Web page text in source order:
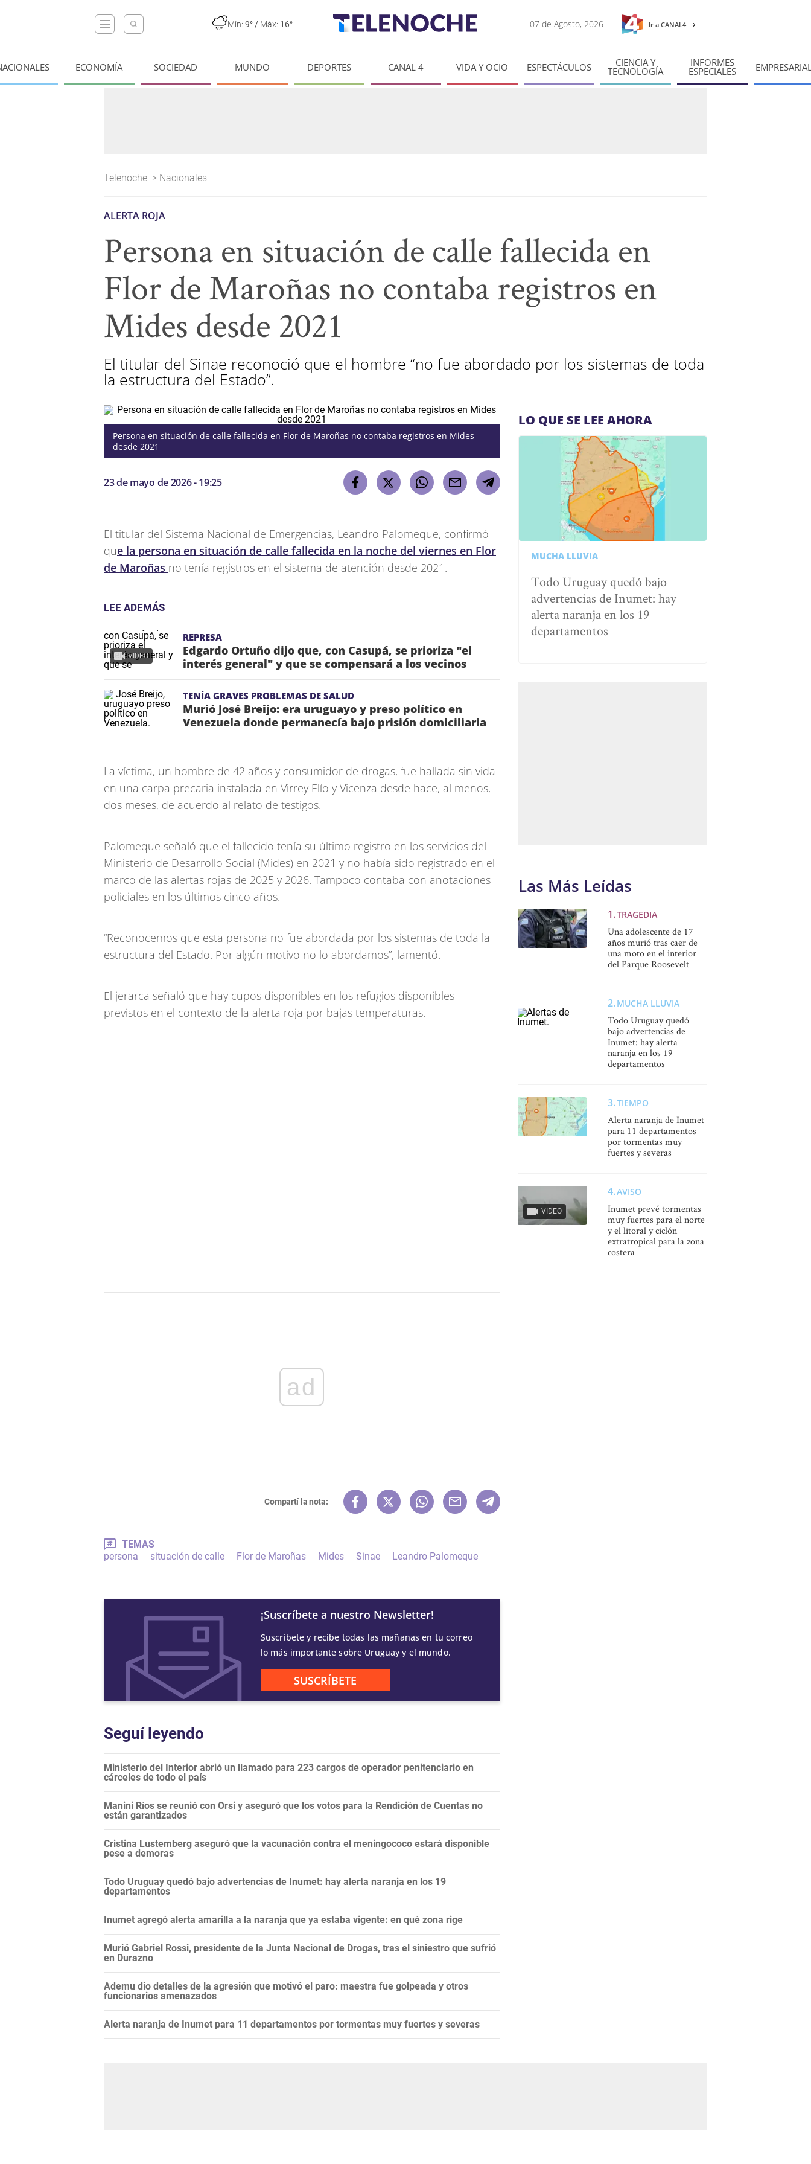
Mín: 9° / Máx: 16° 07 de Agosto, 2026 Ir a CANAL4
ECONOMÍA SOCIEDAD MUNDO DEPORTES CANAL 4 VIDA Y OCIO ESPECTÁCULOS CIENCIA Y
TECNOLOGÍA
INFORMES
ESPECIALES
Telenoche > Nacionales
ALERTA ROJA
Persona en situación de calle fallecida en
Flor de Maroñas no contaba registros en
Mides desde 2021
El titular del Sinae reconoció que el hombre “no fue abordado por los sistemas de toda
la estructura del Estado”.
Persona en situación de calle fallecida en Flor de Maroñas no contaba registros en Mides
desde 2021
23 de mayo de 2026 - 19:25
El titular del Sistema Nacional de Emergencias, Leandro Palomeque, confirmó
que la persona en situación de calle fallecida en la noche del viernes en Flor
de Maroñas no tenía registros en el sistema de atención desde 2021.
LEE ADEMÁS
VIDEO
REPRESA
Edgardo Ortuño dijo que, con Casupá, se prioriza "el
interés general" y que se compensará a los vecinos
TENÍA GRAVES PROBLEMAS DE SALUD
Murió José Breijo: era uruguayo y preso político en
Venezuela donde permanecía bajo prisión domiciliaria
La víctima, un hombre de 42 años y consumidor de drogas, fue hallada sin vida
en una carpa precaria instalada en Virrey Elío y Vicenza desde hace, al menos,
dos meses, de acuerdo al relato de testigos.
Palomeque señaló que el fallecido tenía su último registro en los servicios del
Ministerio de Desarrollo Social (Mides) en 2021 y no había sido registrado en el
marco de las alertas rojas de 2025 y 2026. Tampoco contaba con anotaciones
policiales en los últimos cinco años.
“Reconocemos que esta persona no fue abordada por los sistemas de toda la
estructura del Estado. Por algún motivo no lo abordamos”, lamentó.
El jerarca señaló que hay cupos disponibles en los refugios disponibles
previstos en el contexto de la alerta roja por bajas temperaturas.
ad
Compartí la nota:
TEMAS
persona
situación de calle Flor de Maroñas Mides Sinae Leandro Palomeque
¡Suscríbete a nuestro Newsletter!
Suscríbete y recibe todas las mañanas en tu correo
lo más importante sobre Uruguay y el mundo.
SUSCRÍBETE
Seguí leyendo
Ministerio del Interior abrió un llamado para 223 cargos de operador penitenciario en
cárceles de todo el país
Manini Ríos se reunió con Orsi y aseguró que los votos para la Rendición de Cuentas no
están garantizados
Cristina Lustemberg aseguró que la vacunación contra el meningococo estará disponible
pese a demoras
Todo Uruguay quedó bajo advertencias de Inumet: hay alerta naranja en los 19
departamentos
Inumet agregó alerta amarilla a la naranja que ya estaba vigente: en qué zona rige
Murió Gabriel Rossi, presidente de la Junta Nacional de Drogas, tras el siniestro que sufrió
en Durazno
Ademu dio detalles de la agresión que motivó el paro: maestra fue golpeada y otros
funcionarios amenazados
Alerta naranja de Inumet para 11 departamentos por tormentas muy fuertes y severas
LO QUE SE LEE AHORA
MUCHA LLUVIA
Todo Uruguay quedó bajo
advertencias de Inumet: hay
alerta naranja en los 19
departamentos
Las Más Leídas
TRAGEDIA
Una adolescente de 17
años murió tras caer de
una moto en el interior
del Parque Roosevelt
MUCHA LLUVIA
Todo Uruguay quedó
bajo advertencias de
Inumet: hay alerta
naranja en los 19
departamentos
TIEMPO
Alerta naranja de Inumet
para 11 departamentos
por tormentas muy
fuertes y severas
VIDEO
AVISO
Inumet prevé tormentas
muy fuertes para el norte
y el litoral y ciclón
extratropical para la zona
costera